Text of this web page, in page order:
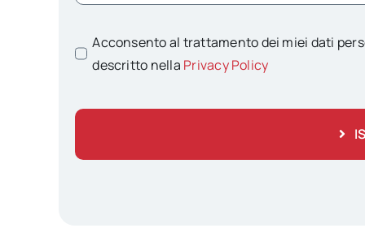
Acconsento al trattamento dei miei dati
descritto nella Privacy Policy